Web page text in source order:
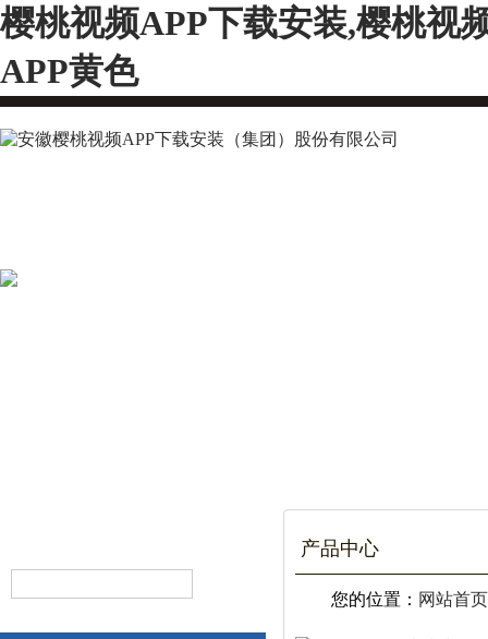
樱桃视频APP下载安装,樱桃视
APP黄色
产品中心
您的位置： 网站首页